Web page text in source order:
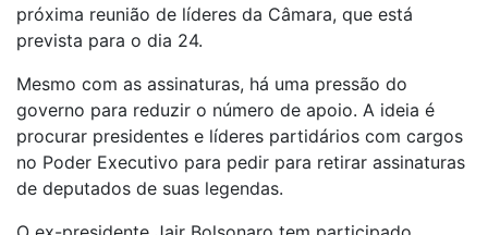
próxima reunião de líderes da Câmara, que está
prevista para o dia 24.
Mesmo com as assinaturas, há uma pressão do
governo para reduzir o número de apoio. A ideia é
procurar presidentes e líderes partidários com cargos
no Poder Executivo para pedir para retirar assinaturas
de deputados de suas legendas.